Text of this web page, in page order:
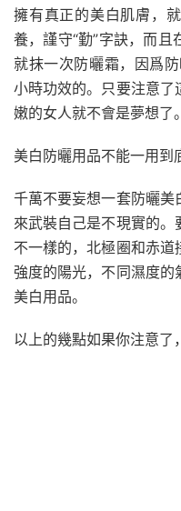
擁有真正的美白肌膚，
養，謹守“勤”字訣，而
就抹一次防曬霜，因爲
小時功效的。只要注意
嫩的女人就不會是夢想了。
美白防曬用品不能一用到
千萬不要妄想一套防曬
來武裝自己是不現實的
不一樣的，北極圈和赤道
強度的陽光，不同濕度
美白用品。
以上的幾點如果你注意了